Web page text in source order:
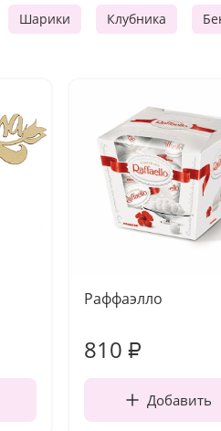
Шарики Клубника
Раффаэлло
810 ₽
Добавить